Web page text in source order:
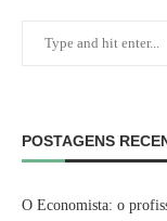
POSTAGENS
O Economista: o